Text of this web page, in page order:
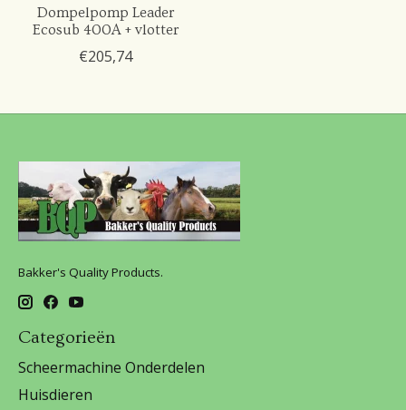
Dompelpomp Leader
Ecosub 400A + vlotter
€205,74
Bakker's Quality Products.
Categorieën
Scheermachine Onderdelen
Huisdieren